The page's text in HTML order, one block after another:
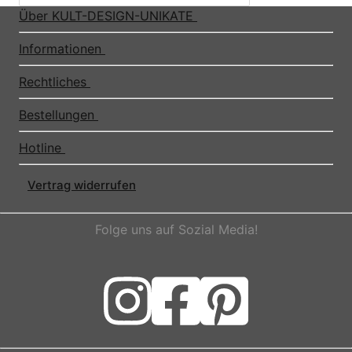
Über KULT-DESIGN-UNIKATE
Informationen
Rechtliches
Bestellungen
Hotline
Vertrag widerrufen
Folge uns auf Sozial Media!